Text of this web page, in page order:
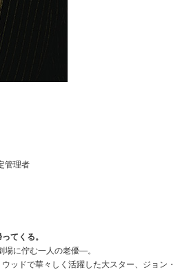
管理者
てくる。
場に佇む一人の老優―。
ッドで華々しく活躍した大スター、ジョン・